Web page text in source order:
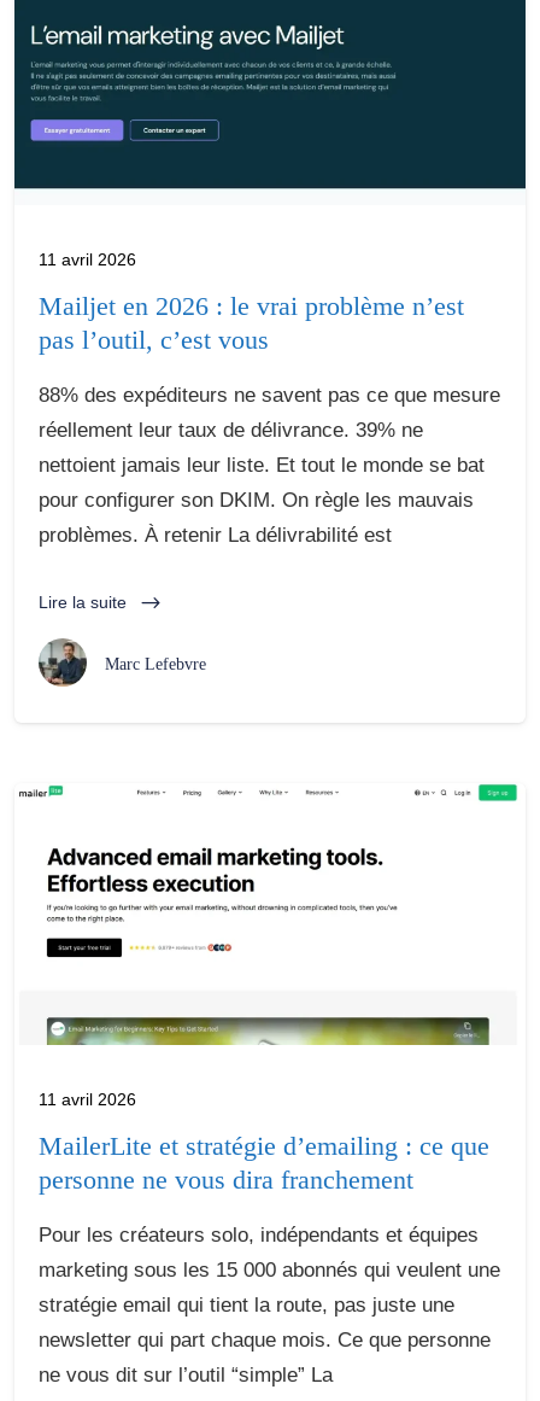
11 avril 2026
Mailjet en 2026 : le vrai problème n’est
pas l’outil, c’est vous
88% des expéditeurs ne savent pas ce que mesure
réellement leur taux de délivrance. 39% ne
nettoient jamais leur liste. Et tout le monde se bat
pour configurer son DKIM. On règle les mauvais
problèmes. À retenir La délivrabilité est
Lire la suite
Marc Lefebvre
11 avril 2026
MailerLite et stratégie d’emailing : ce que
personne ne vous dira franchement
Pour les créateurs solo, indépendants et équipes
marketing sous les 15 000 abonnés qui veulent une
stratégie email qui tient la route, pas juste une
newsletter qui part chaque mois. Ce que personne
ne vous dit sur l’outil “simple” La